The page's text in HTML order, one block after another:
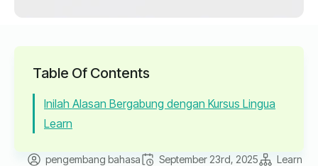
Table Of Contents
Inilah Alasan Bergabung dengan Kursus Lingua
Learn
pengembang bahasa September 23rd, 2025 Learn